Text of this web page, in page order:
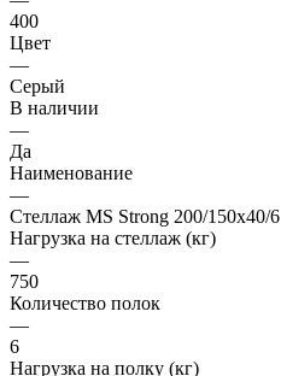
400
Цвет
—
Серый
В наличии
—
Да
Наименование
—
Стеллаж MS Strong 200/150х40/6
Нагрузка на стеллаж (кг)
—
750
Количество полок
—
6
Нагрузка на полку (кг)